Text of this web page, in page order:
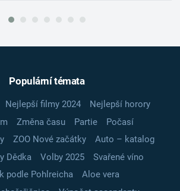
Populární témata
Nejlepší filmy 2024
Nejlepší horory
Změna času Partie
Počasí
ZOO Nové začátky
Auto – katalog
Dědka
Volby 2025
Svařené víno
podle Pohlreicha
Aloe vera